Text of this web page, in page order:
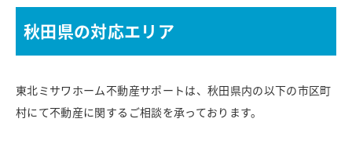
秋田県の対応エリア
東北ミサワホーム不動産サポートは、秋田県内の以下の市区町
村にて不動産に関するご相談を承っております。